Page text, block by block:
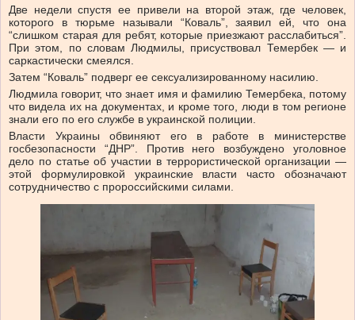
Две недели спустя ее привели на второй этаж, где человек,
которого в тюрьме называли “Коваль”, заявил ей, что она
“слишком старая для ребят, которые приезжают расслабиться”.
При этом, по словам Людмилы, присуствовал Темербек — и
саркастически смеялся.
Затем “Коваль” подверг ее сексуализированному насилию.
Людмила говорит, что знает имя и фамилию Темербека, потому
что видела их на документах, и кроме того, люди в том регионе
знали его по его службе в украинской полиции.
Власти Украины обвиняют его в работе в министерстве
госбезопасности “ДНР”. Против него возбуждено уголовное
дело по статье об участии в террористической организации —
этой формулировкой украинские власти часто обозначают
сотрудничество с пророссийскими силами.